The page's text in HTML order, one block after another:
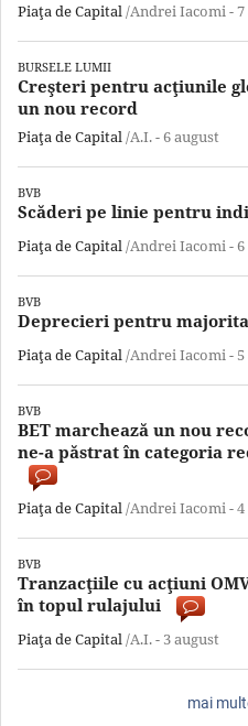
Piaţa de Capital/Andrei Iacomi -
BURSELE LUMII
Creşteri pentru acţiunile
un nou record
Piaţa de Capital/A.I. -6 august
BVB
Scăderi pe linie pentru
Piaţa de Capital/Andrei Iacomi -
BVB
Deprecieri pentru
Piaţa de Capital/Andrei Iacomi -
BVB
BET marchează un nou
ne-a păstrat în categoria
Piaţa de Capital/Andrei Iacomi -
BVB
Tranzacţiile cu acţiuni
în topul rulajului
Piaţa de Capital/A.I. - 3 august
mai